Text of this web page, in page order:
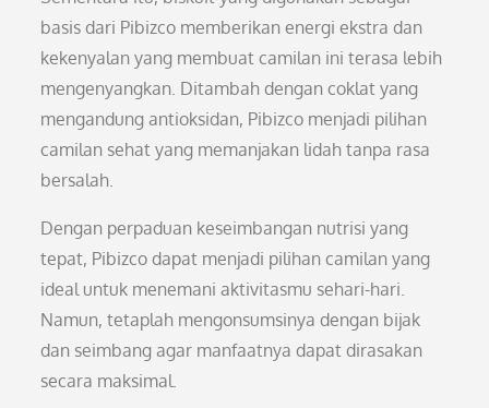
basis dari Pibizco memberikan energi ekstra dan
kekenyalan yang membuat camilan ini terasa lebih
mengenyangkan. Ditambah dengan coklat yang
mengandung antioksidan, Pibizco menjadi pilihan
camilan sehat yang memanjakan lidah tanpa rasa
bersalah.
Dengan perpaduan keseimbangan nutrisi yang
tepat, Pibizco dapat menjadi pilihan camilan yang
ideal untuk menemani aktivitasmu sehari-hari.
Namun, tetaplah mengonsumsinya dengan bijak
dan seimbang agar manfaatnya dapat dirasakan
secara maksimal.